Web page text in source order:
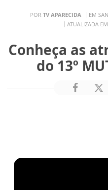
POR TV APARECIDA EM
ATUALIZADA
Conheça as
do 13º